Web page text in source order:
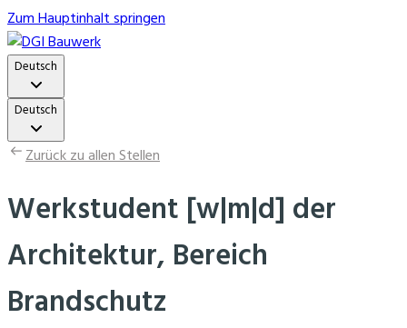
Zum Hauptinhalt springen
Deutsch
Deutsch
Zurück zu allen Stellen
Werkstudent [w|m|d] der
Architektur, Bereich
Brandschutz